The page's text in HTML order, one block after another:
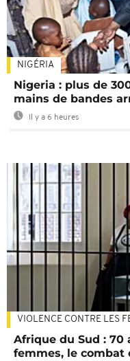
NIGÉRIA
Nigeria : plus de
mains de bandes
Il y a 6 heures
VIOLENCE CONTRE LES
Afrique du Sud : 70
femmes, le combat